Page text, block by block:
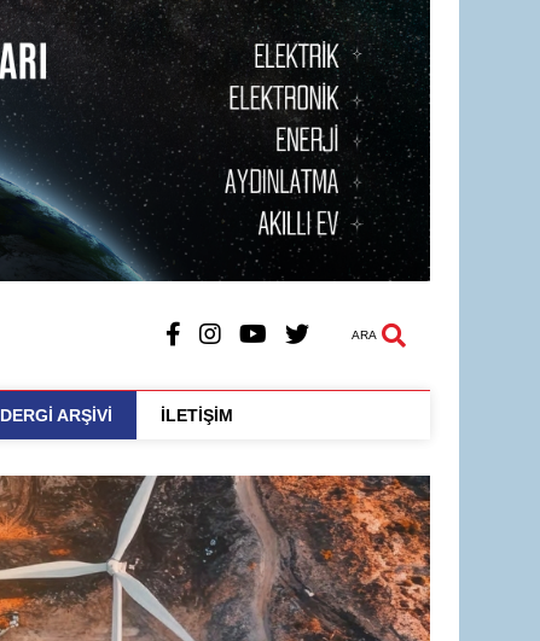
ARA
DERGİ ARŞİVİ İLETİŞİM